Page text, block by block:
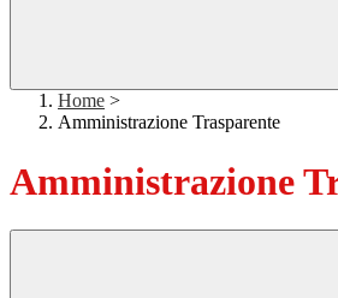
Home >
Amministrazione Trasparente
Amministrazione